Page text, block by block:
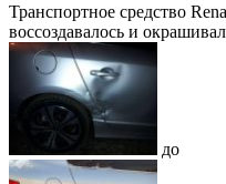
Транспортное средство
воссоздавалось и
до